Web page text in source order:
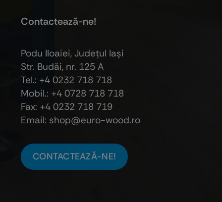
Contactează-ne!
Podu Iloaiei, Judeţul Iaşi
Str. Budăi, nr. 125 A
Tel.: +4 0232 718 718
Mobil.: +4 0728 718 718
Fax: +4 0232 718 719
Email: shop@euro-wood.ro
CONTACTEAZĂ-NE!